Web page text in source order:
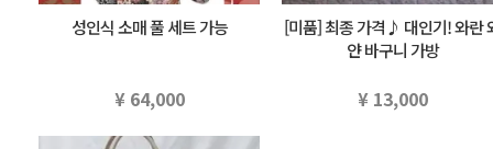
성인식 소매 풀 세트 가능
¥ 64,000
[미품] 최종 가격♪ 대인기! 와란
얀 바구니 가방
¥ 13,000